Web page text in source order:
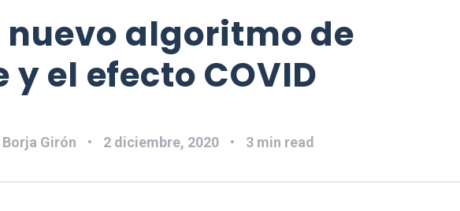
nuevo algoritmo de
y el efecto COVID
Borja Girón 2 diciembre, 2020 3 min read